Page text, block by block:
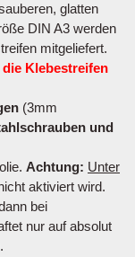
glatten
DIN A3 werden
mitgeliefert.
Klebestreifen
(3mm
und
Achtung: Unter
aktiviert wird.
bei
nur auf absolut